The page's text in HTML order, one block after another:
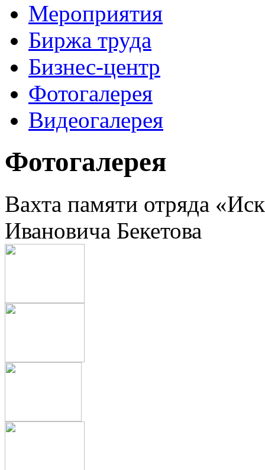
Мероприятия
Биржа труда
Бизнес-центр
Фотогалерея
Видеогалерея
Фотогалерея
Вахта памяти отряда
Ивановича Бекетова